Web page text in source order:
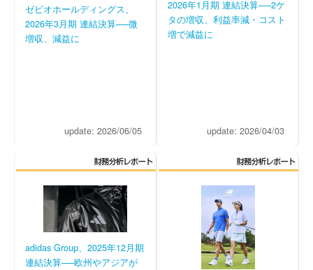
ゼビオホールディングス、
2026年3月期 連結決算──微
増収、減益に
update: 2026/06/05
2026年1月期 連結決算──2ケ
タの増収、利益率減・コスト
増で減益に
update: 2026/04/03
adidas Group、2025年12月期
連結決算──欧州やアジアが